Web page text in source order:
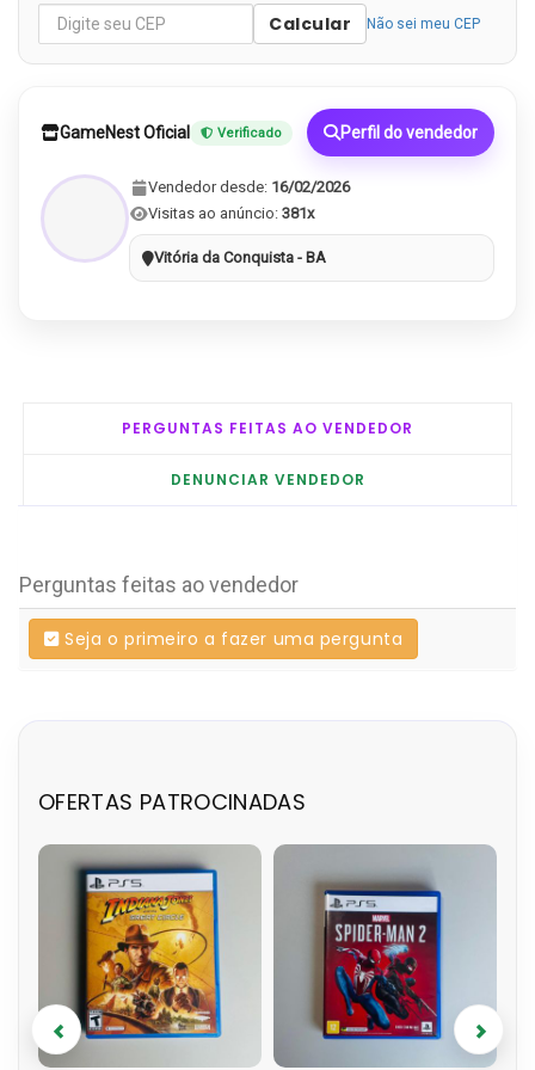
Calcular Não sei meu CEP
GameNest Oficial Verificado Perfil do vendedor
Vendedor desde: 16/02/2026
Visitas ao anúncio: 381x
Vitória da Conquista - BA
PERGUNTAS FEITAS AO VENDEDOR
DENUNCIAR VENDEDOR
Perguntas feitas ao vendedor
Seja o primeiro a fazer uma pergunta
OFERTAS PATROCINADAS